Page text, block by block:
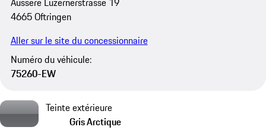
4665 Oftringen
Aller sur le site du concessionnaire
Numéro du véhicule:
75260-EW
Teinte extérieure
Gris Arctique